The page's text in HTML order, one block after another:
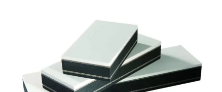
Zubehör/Hilfsmittel
Kleben & Beschichten
Abdecken